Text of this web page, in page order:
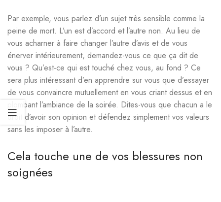
Par exemple, vous parlez d’un sujet très sensible comme la
peine de mort. L’un est d’accord et l’autre non. Au lieu de
vous acharner à faire changer l’autre d’avis et de vous
énerver intérieurement, demandez-vous ce que ça dit de
vous ? Qu’est-ce qui est touché chez vous, au fond ? Ce
sera plus intéressant d’en apprendre sur vous que d’essayer
de vous convaincre mutuellement en vous criant dessus et en
plombant l’ambiance de la soirée. Dites-vous que chacun a le
droit d’avoir son opinion et défendez simplement vos valeurs
sans les imposer à l’autre.
Cela touche une de vos blessures non
soignées